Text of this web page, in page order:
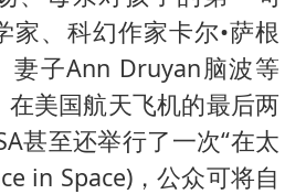
家、科幻作家卡尔•萨根
妻子Ann Druyan脑波等
美国航天飞机的最后两
甚至还举行了一次“在太
in Space)，公众可将自